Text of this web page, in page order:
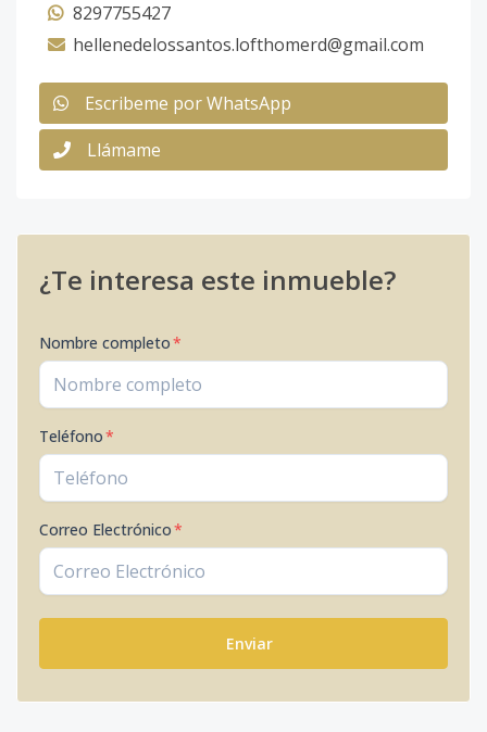
8297755427
hellenedelossantos.lofthomerd@gmail.com
Escribeme por WhatsApp
Llámame
¿Te interesa este inmueble?
Nombre completo*
Teléfono*
Correo Electrónico*
Enviar